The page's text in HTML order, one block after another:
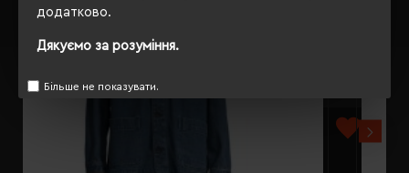
додатково.
Дякуємо за розуміння.
Більше не показувати.